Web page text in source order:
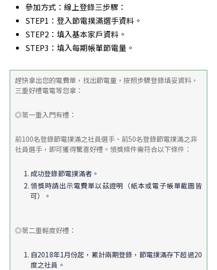
參加方式：線上登錄三步驟：
STEP1：登入節電撲滿選手資料。
STEP2：填入基本家戶資料。
STEP3：填入每期帳單節電量。
趕快拿出您的電費單，找出節電量，按照步驟登錄填妥資料，
三重好禮電電等您拿：
◎第一重入門有禮：
前100名登錄節電撲滿之社員選手、前50名登錄節電撲滿之非
社員選手，即可獲得驚喜好禮。領獎條件需符合以下條件：
成功登錄節電撲滿者。
領獎時請出示電費單以茲證明（紙本或電子帳單截圖皆
可）。
◎第二重輕度好禮：
自2018年1月份起，累計兩期登錄，節電撲滿存下超過20
度之社員。